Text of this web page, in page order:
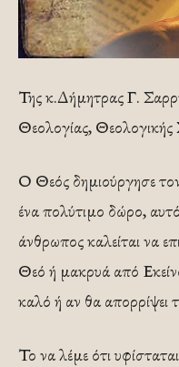
Της κ.Δήμητρας Γ.
Θεολογίας,
Ο Θεός δημιούργησε
ένα πολύτιμο δώρο,
άνθρωπος καλείται να
Θεό ή μακρυά από
καλό ή αν θα απορρίψει
Το να λέμε ότι